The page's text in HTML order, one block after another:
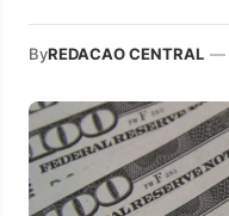
ByREDACAO CENTRAL —